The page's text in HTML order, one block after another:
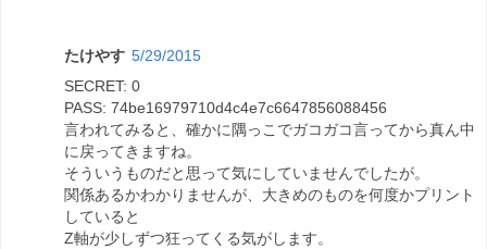
たけやす 5/29/2015
SECRET: 0
PASS: 74be16979710d4c4e7c6647856088456
言われてみると、確かに隅っこでガコガコ言ってから真ん中
に戻ってきますね。
そういうものだと思って気にしていませんでしたが。
関係あるかわかりませんが、大きめのものを何度かプリント
していると
Z軸が少しずつ狂ってくる気がします。